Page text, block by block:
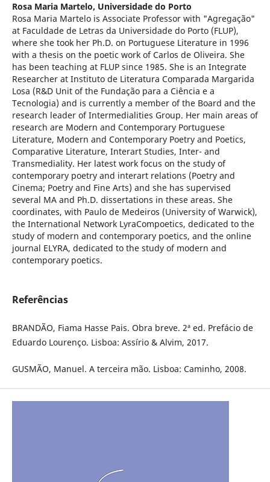
Rosa Maria Martelo, Universidade do Porto
Rosa Maria Martelo is Associate Professor with "Agregação"
at Faculdade de Letras da Universidade do Porto (FLUP),
where she took her Ph.D. on Portuguese Literature in 1996
with a thesis on the poetic work of Carlos de Oliveira. She
has been teaching at FLUP since 1985. She is an Integrate
Researcher at Instituto de Literatura Comparada Margarida
Losa (R&D Unit of the Fundação para a Ciência e a
Tecnologia) and is currently a member of the Board and the
research leader of Intermedialities Group. Her main areas of
research are Modern and Contemporary Portuguese
Literature, Modern and Contemporary Poetry and Poetics,
Comparative Literature, Interart Studies, Inter- and
Transmediality. Her latest work focus on the study of
contemporary poetry and interart relations (Poetry and
Cinema; Poetry and Fine Arts) and she has supervised
several MA and Ph.D. dissertations in these areas. She
coordinates, with Paulo de Medeiros (University of Warwick),
the International Network LyraCompoetics, dedicated to the
study of modern and contemporary poetics, and the online
journal ELYRA, dedicated to the study of modern and
contemporary poetics.
Referências
BRANDÃO, Fiama Hasse Pais. Obra breve. 2ª ed. Prefácio de
Eduardo Lourenço. Lisboa: Assírio & Alvim, 2017.
GUSMÃO, Manuel. A terceira mão. Lisboa: Caminho, 2008.